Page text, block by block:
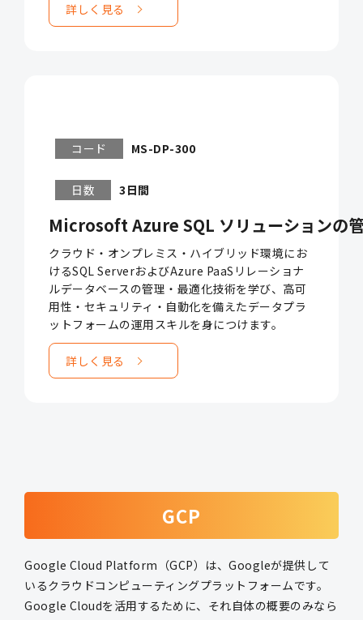
詳しく見る
コード MS-DP-300
日数 3日間
Microsoft Azure SQL ソリューションの
クラウド・オンプレミス・ハイブリッド環境にお
けるSQL ServerおよびAzure PaaSリレーショナ
ルデータベースの管理・最適化技術を学び、高可
用性・セキュリティ・自動化を備えたデータプラ
ットフォームの運用スキルを身につけます。
詳しく見る
GCP
Google Cloud Platform（GCP）は、Googleが提供して
いるクラウドコンピューティングプラットフォームです。
Google Cloudを活用するために、それ自体の概要のみなら